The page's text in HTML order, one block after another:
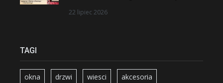
22 lipiec 2026
TAGI
okna drzwi wiesci akcesoria